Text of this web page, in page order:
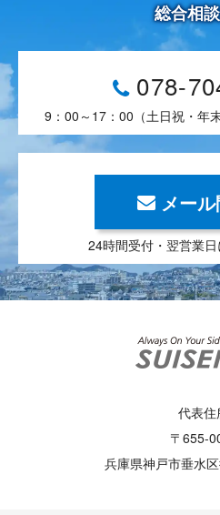
総合相
078-
9：00～17：00（土日祝・年
メー
24時間受付・翌営業日
代表住
〒655-
兵庫県神戸市垂水